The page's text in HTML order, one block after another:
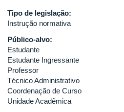
Tipo de legislação:
Instrução normativa
Público-alvo:
Estudante
Estudante Ingressante
Professor
Técnico Administrativo
Coordenação de Curso
Unidade Acadêmica